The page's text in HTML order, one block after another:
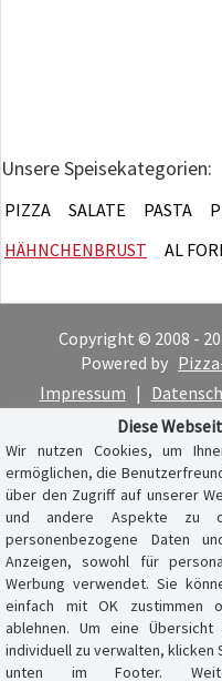
Unsere Speisekategorien:
PIZZA SALATE PASTA
HÄHNCHENBRUST
AL
Copyright © 2008 -
Powered by
Impressum |
Diese
Wir nutzen Cookies, um
ermöglichen, die
über den Zugriff auf unserer
und andere Aspekte zu
personenbezogene Daten
Anzeigen, sowohl für
Werbung verwendet. Sie
einfach mit OK zustimmen
ablehnen. Um eine
individuell zu verwalten, klicken
unten im Footer.